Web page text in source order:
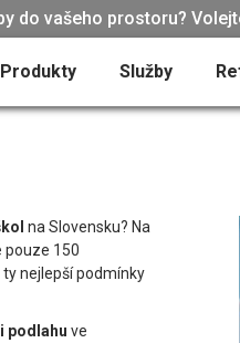
do vašeho prostoru?
Produkty Služby
na Slovensku? Na
pouze 150
nejlepší podmínky
podlahu ve